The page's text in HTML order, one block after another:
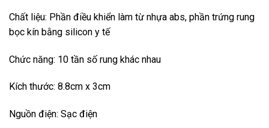
Chất liệu: Phần điều khiển làm từ nhựa abs, phần trứng rung
bọc kín bằng silicon y tế
Chức năng: 10 tần số rung khác nhau
Kích thước: 8.8cm x 3cm
Nguồn điện: Sạc điện